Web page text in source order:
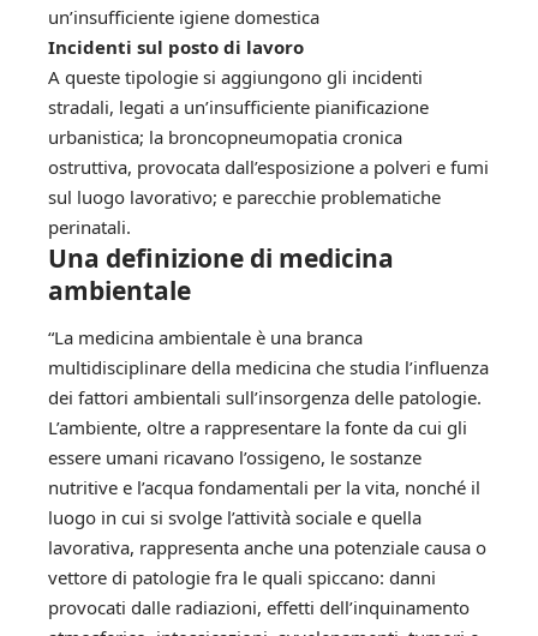
un’insufficiente igiene domestica
Incidenti sul posto di lavoro
A queste tipologie si aggiungono gli incidenti
stradali, legati a un’insufficiente pianificazione
urbanistica; la broncopneumopatia cronica
ostruttiva, provocata dall’esposizione a polveri e fumi
sul luogo lavorativo; e parecchie problematiche
perinatali.
Una definizione di medicina
ambientale
“La medicina ambientale è una branca
multidisciplinare della medicina che studia l’influenza
dei fattori ambientali sull’insorgenza delle patologie.
L’ambiente, oltre a rappresentare la fonte da cui gli
essere umani ricavano l’ossigeno, le sostanze
nutritive e l’acqua fondamentali per la vita, nonché il
luogo in cui si svolge l’attività sociale e quella
lavorativa, rappresenta anche una potenziale causa o
vettore di patologie fra le quali spiccano: danni
provocati dalle radiazioni, effetti dell’inquinamento